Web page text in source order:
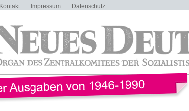
Kontakt Impressum Datenschutz